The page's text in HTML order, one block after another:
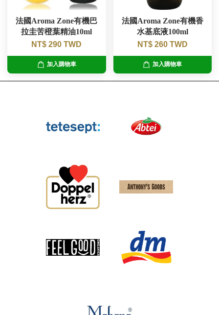
法國Aroma Zone有機巴
拉圭苦橙葉精油10ml
NT$ 290 TWD
加入購物車
法國Aroma Zone有機香
水基底液100ml
NT$ 260 TWD
加入購物車